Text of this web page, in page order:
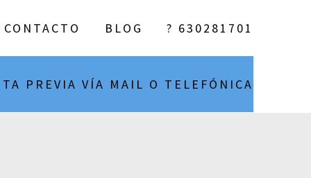
CONTACTO BLOG ? 630281701
PREVIA VÍA MAIL O TELEFÓNICA